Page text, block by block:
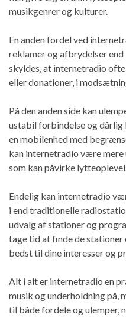
musikgenrer og kulturer.
En anden fordel ved
reklamer og afbrydelser
skyldes, at internetradio
eller donationer, i
På den anden side kan
ustabil forbindelse og
en mobilenhed med
kan internetradio være
som kan påvirke
Endelig kan internetradio
i end traditionelle
udvalg af stationer og
tage tid at finde de stationer
bedst til dine interesser og
Alt i alt er internetradio en
musik og underholdning på,
til både fordele og ulemper,